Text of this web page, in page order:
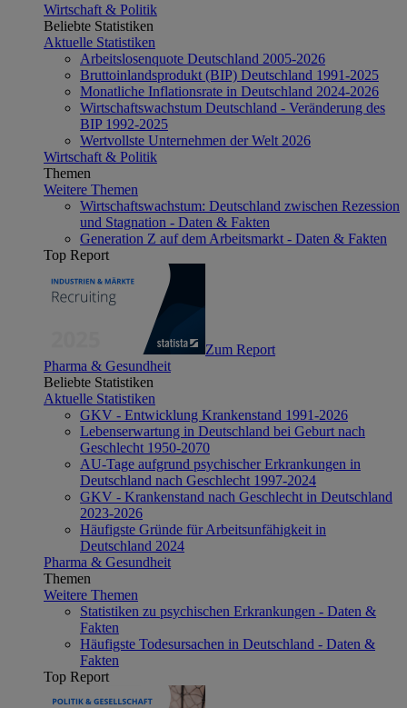
Wirtschaft & Politik
Beliebte Statistiken
Aktuelle Statistiken
Arbeitslosenquote Deutschland 2005-2026
Bruttoinlandsprodukt (BIP) Deutschland 1991-2025
Monatliche Inflationsrate in Deutschland 2024-2026
Wirtschaftswachstum Deutschland - Veränderung des
BIP 1992-2025
Wertvollste Unternehmen der Welt 2026
Wirtschaft & Politik
Themen
Weitere Themen
Wirtschaftswachstum: Deutschland zwischen Rezession
und Stagnation - Daten & Fakten
Generation Z auf dem Arbeitsmarkt - Daten & Fakten
Top Report
Zum Report
Pharma & Gesundheit
Beliebte Statistiken
Aktuelle Statistiken
GKV - Entwicklung Krankenstand 1991-2026
Lebenserwartung in Deutschland bei Geburt nach
Geschlecht 1950-2070
AU-Tage aufgrund psychischer Erkrankungen in
Deutschland nach Geschlecht 1997-2024
GKV - Krankenstand nach Geschlecht in Deutschland
2023-2026
Häufigste Gründe für Arbeitsunfähigkeit in
Deutschland 2024
Pharma & Gesundheit
Themen
Weitere Themen
Statistiken zu psychischen Erkrankungen - Daten &
Fakten
Häufigste Todesursachen in Deutschland - Daten &
Fakten
Top Report